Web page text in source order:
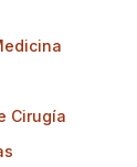
Cirugía